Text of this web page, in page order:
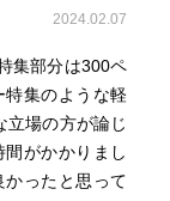
2024.02.07
集部分は300ペ
特集のような軽
立場の方が論じ
がかかりまし
ったと思って